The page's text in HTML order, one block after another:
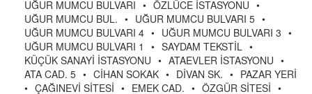
UĞUR MUMCU BULVARI • ÖZLÜCE İSTASYONU •
UĞUR MUMCU BUL. • UĞUR MUMCU BULVARI 5 •
UĞUR MUMCU BULVARI 4 • UĞUR MUMCU BULVARI 3 •
UĞUR MUMCU BULVARI 1
• SAYDAM TEKSTİL •
KÜÇÜK SANAYİ İSTASYONU • ATAEVLER İSTASYONU •
ATA CAD. 5 • CİHAN SOKAK • DİVAN SK. • PAZAR YERİ
• ÇAĞINEVİ SİTESİ • EMEK CAD. • ÖZGÜR SİTESİ •